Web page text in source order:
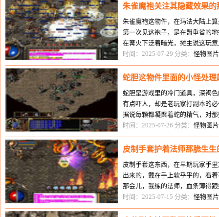
朱雀魔袍关注其隐藏效果的
朱雀魔袍这物件，在玛法大陆上
第一次见这袍子，是在盟重省的
在篝火下泛着暗光，摊主说这玩
刚从比奇城出来，一身布衣混得狼
时间：2025-07-29 分类： 怪物图片
蛇胆这物件里面的小怪处理
蛇胆是游戏里的冷门道具，深褐
有点吓人，却是老玩家打副本的
据说每颗都凝聚着蛇的精气，对
髅洞的骷髅小怪，见了蛇胆的气息
时间：2025-07-26 分类： 怪物图片
皮制手套护着法师那脆生
皮制手套这东西，在早期玩家手
出来的，戴在手上软乎乎的，看
那会儿，我练的法师，血条薄得
心。有次组队去打骷髅精灵，没
时间：2025-07-15 分类： 怪物图片